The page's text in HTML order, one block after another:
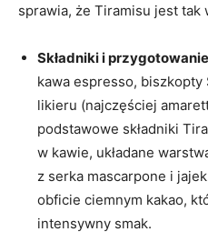
sprawia, że Tiramisu jest tak
Składniki i
kawa espresso,
likieru (najczęściej
podstawowe składniki
w kawie, układane
z serka mascarpone i
obficie ciemnym kakao,
intensywny smak.